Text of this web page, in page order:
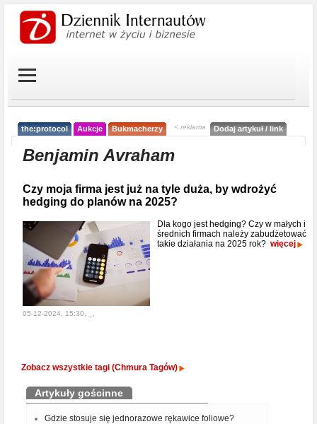
the:protocol Aukcje Bukmacherzy < reklama Dodaj artykuł / link
Benjamin Avraham
Czy moja firma jest już na tyle duża, by wdrożyć
hedging do planów na 2025?
Dla kogo jest hedging? Czy w małych i
średnich firmach należy zabudżetować
takie działania na 2025 rok? więcej
05-12-2024, 15:30, _,
Zobacz wszystkie tagi (Chmura Tagów)
Artykuły gościnne
Gdzie stosuje się jednorazowe rękawice foliowe?